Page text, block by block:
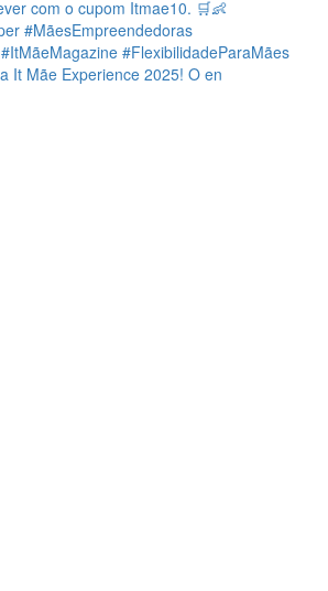
It Mãe Experience 2025! O en